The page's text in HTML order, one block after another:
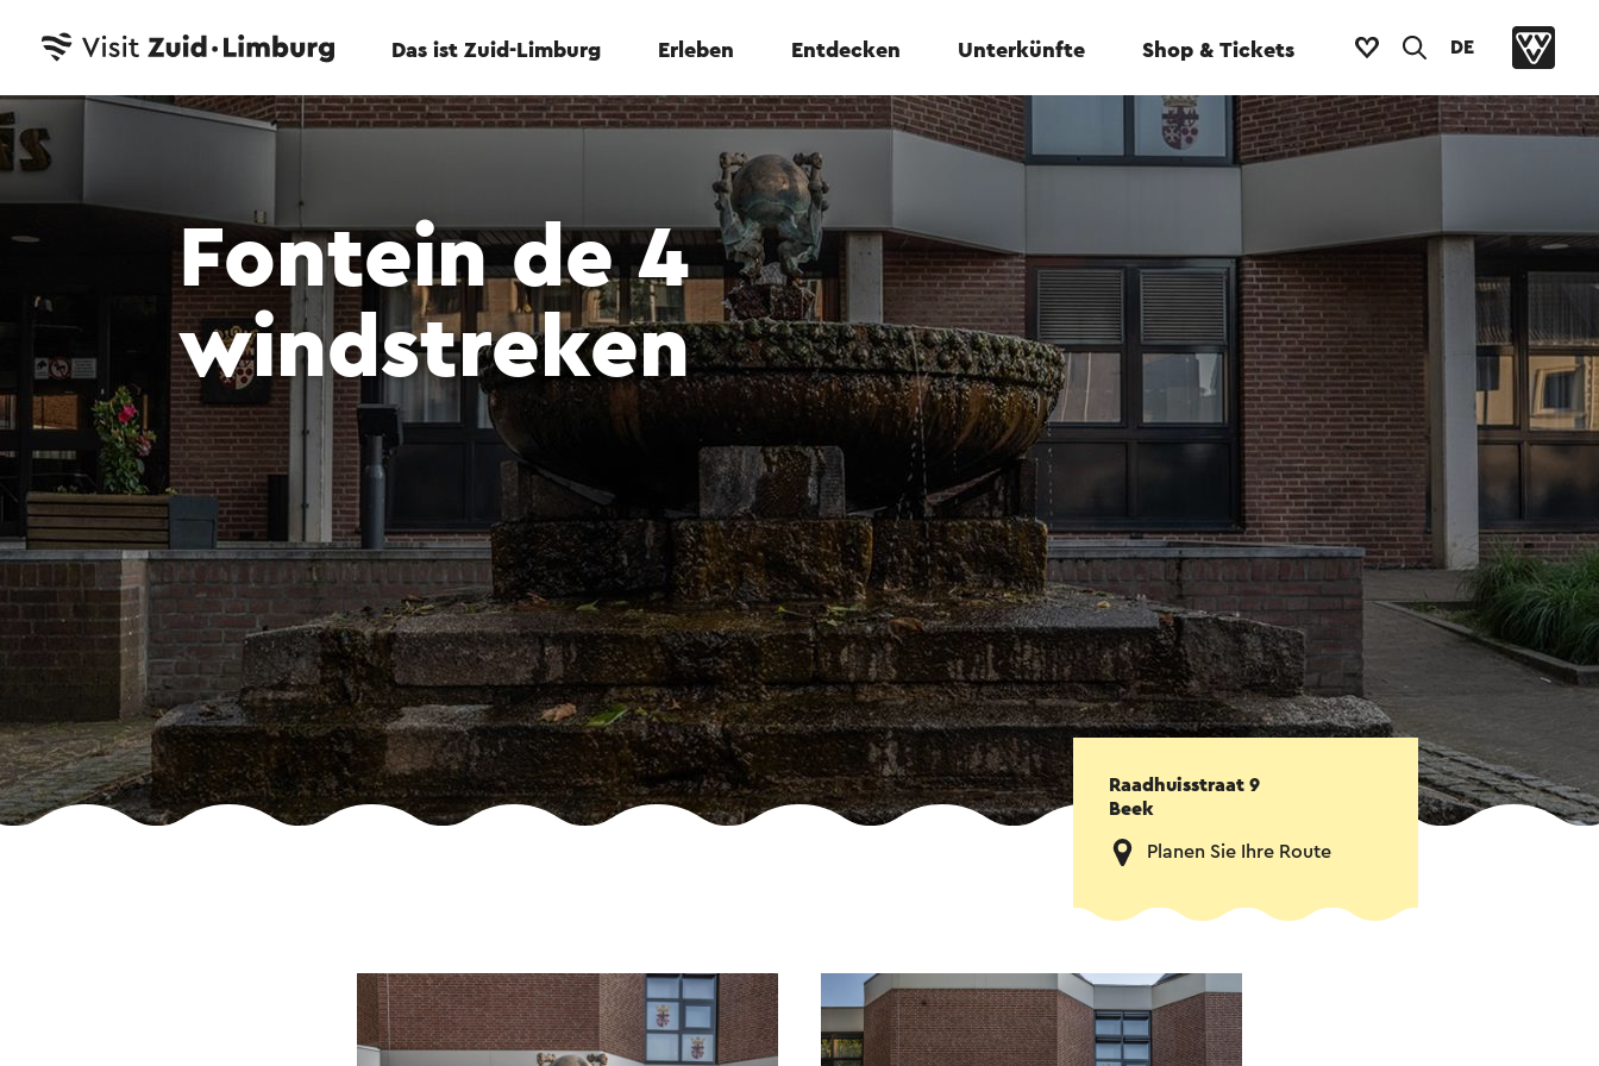
Das ist Zuid-Limburg Erleben Entdecken Unterkünfte Shop & Tickets DE
Fontein de 4
windstreken
Raadhuisstraat 9
Beek
Planen Sie Ihre Route